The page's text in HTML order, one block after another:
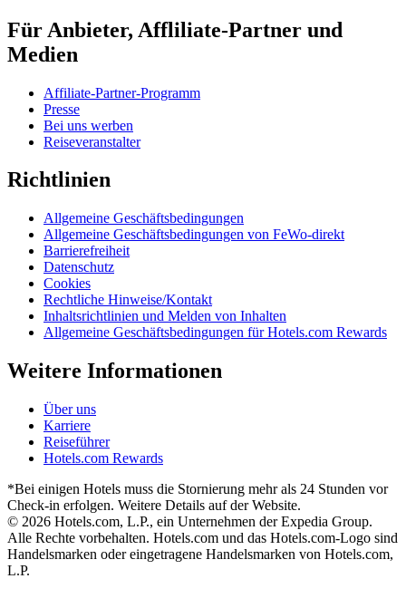
Für Anbieter, Affliliate-Partner und
Medien
Affiliate-Partner-Programm
Presse
Bei uns werben
Reiseveranstalter
Richtlinien
Allgemeine Geschäftsbedingungen
Allgemeine Geschäftsbedingungen von FeWo-direkt
Barrierefreiheit
Datenschutz
Cookies
Rechtliche Hinweise/Kontakt
Inhaltsrichtlinien und Melden von Inhalten
Allgemeine Geschäftsbedingungen für Hotels.com Rewards
Weitere Informationen
Über uns
Karriere
Reiseführer
Hotels.com Rewards
*Bei einigen Hotels muss die Stornierung mehr als 24 Stunden vor
Check-in erfolgen. Weitere Details auf der Website.
© 2026 Hotels.com, L.P., ein Unternehmen der Expedia Group.
Alle Rechte vorbehalten. Hotels.com und das Hotels.com-Logo sind
Handelsmarken oder eingetragene Handelsmarken von Hotels.com,
L.P.